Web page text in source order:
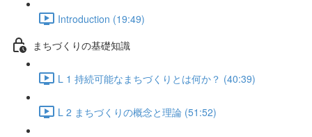
Introduction (19:49)
まちづくりの基礎知識
L 1 持続可能なまちづくりとは何か？ (40:39)
L 2 まちづくりの概念と理論 (51:52)